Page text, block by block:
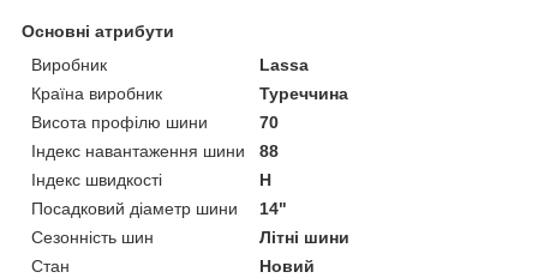
Основні атрибути
Виробник
Lassa
Країна виробник
Туреччина
Висота профілю шини
70
Індекс навантаження шини
88
Індекс швидкості
H
Посадковий діаметр шини
14"
Сезонність шин
Літні шини
Стан
Новий